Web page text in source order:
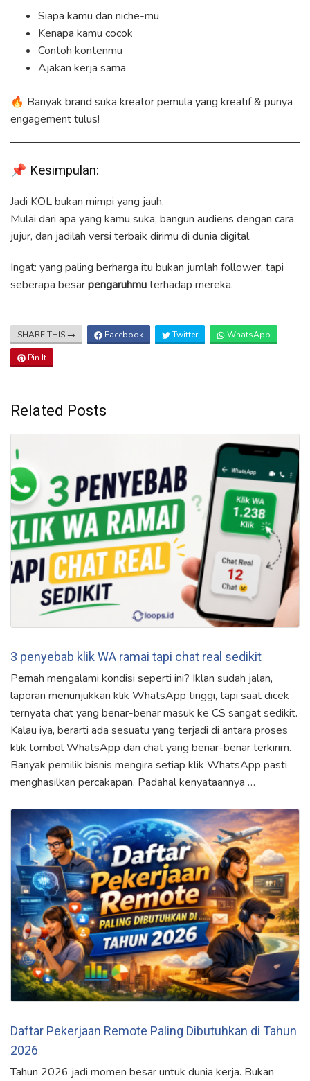
Siapa kamu dan niche-mu
Kenapa kamu cocok
Contoh kontenmu
Ajakan kerja sama
🔥 Banyak brand suka kreator pemula yang kreatif & punya
engagement tulus!
📌 Kesimpulan:
Jadi KOL bukan mimpi yang jauh.
Mulai dari apa yang kamu suka, bangun audiens dengan cara
jujur, dan jadilah versi terbaik dirimu di dunia digital.
Ingat: yang paling berharga itu bukan jumlah follower, tapi
seberapa besarpengaruhmuterhadap mereka.
SHARE THIS Facebook Twitter WhatsApp
Pin It
Related Posts
3 penyebab klik WA ramai tapi chat real sedikit
Pernah mengalami kondisi seperti ini? Iklan sudah jalan,
laporan menunjukkan klik WhatsApp tinggi, tapi saat dicek
ternyata chat yang benar-benar masuk ke CS sangat sedikit.
Kalau iya, berarti ada sesuatu yang terjadi di antara proses
klik tombol WhatsApp dan chat yang benar-benar terkirim.
Banyak pemilik bisnis mengira setiap klik WhatsApp pasti
menghasilkan percakapan. Padahal kenyataannya …
Daftar Pekerjaan Remote Paling Dibutuhkan di Tahun
2026
Tahun 2026 jadi momen besar untuk dunia kerja. Bukan